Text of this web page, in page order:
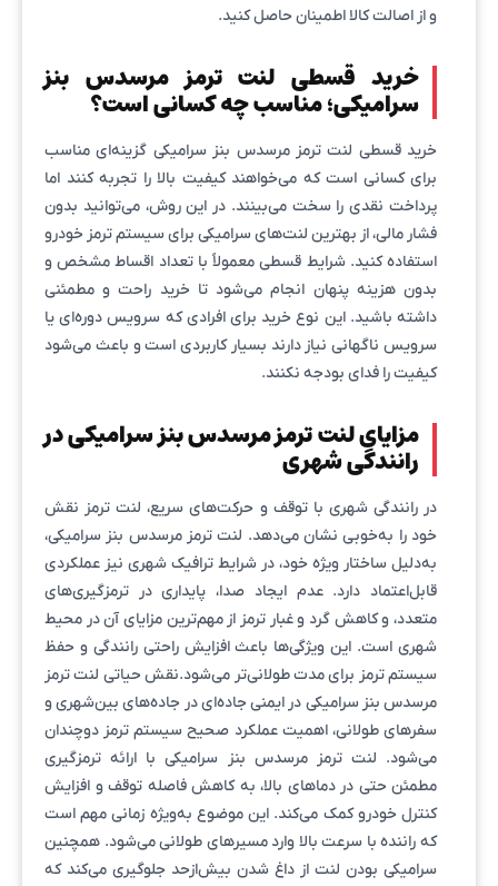
و از اصالت کالا اطمینان حاصل کنید.
خرید قسطی لنت ترمز مرسدس بنز
سرامیکی؛ مناسب چه کسانی است؟
خرید قسطی لنت ترمز مرسدس بنز سرامیکی گزینه‌ای مناسب
برای کسانی است که می‌خواهند کیفیت بالا را تجربه کنند اما
پرداخت نقدی را سخت می‌بینند. در این روش، می‌توانید بدون
فشار مالی، از بهترین لنت‌های سرامیکی برای سیستم ترمز خودرو
استفاده کنید. شرایط قسطی معمولاً با تعداد اقساط مشخص و
بدون هزینه پنهان انجام می‌شود تا خرید راحت و مطمئنی
داشته باشید. این نوع خرید برای افرادی که سرویس دوره‌ای یا
سرویس ناگهانی نیاز دارند بسیار کاربردی است و باعث می‌شود
کیفیت را فدای بودجه نکنند.
مزایای لنت ترمز مرسدس بنز سرامیکی در
رانندگی شهری
در رانندگی شهری با توقف و حرکت‌های سریع، لنت ترمز نقش
خود را به‌خوبی نشان می‌دهد. لنت ترمز مرسدس بنز سرامیکی،
به‌دلیل ساختار ویژه خود، در شرایط ترافیک شهری نیز عملکردی
قابل‌اعتماد دارد. عدم ایجاد صدا، پایداری در ترمزگیری‌های
متعدد، و کاهش گرد و غبار ترمز از مهم‌ترین مزایای آن در محیط
شهری است. این ویژگی‌ها باعث افزایش راحتی رانندگی و حفظ
سیستم ترمز برای مدت طولانی‌تر می‌شود.نقش حیاتی لنت ترمز
مرسدس بنز سرامیکی در ایمنی جاده‌ای در جاده‌های بین‌شهری و
سفرهای طولانی، اهمیت عملکرد صحیح سیستم ترمز دوچندان
می‌شود. لنت ترمز مرسدس بنز سرامیکی با ارائه ترمزگیری
مطمئن حتی در دماهای بالا، به کاهش فاصله توقف و افزایش
کنترل خودرو کمک می‌کند. این موضوع به‌ویژه زمانی مهم است
که راننده با سرعت بالا وارد مسیرهای طولانی می‌شود. همچنین
سرامیکی بودن لنت از داغ شدن بیش‌ازحد جلوگیری می‌کند که